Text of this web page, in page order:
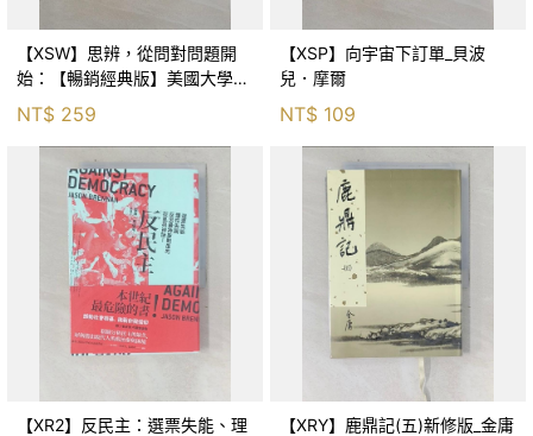
【XSW】思辨，從問對問題開
始：【暢銷經典版】美國大學邏
輯思考聖經_尼爾．布朗, 史都
華．基里, 羅耀宗, 蔡宏明, 黃賓
NT$ 259
【XSP】向宇宙下訂單_貝波
兒．摩爾
NT$ 109
【XR2】反民主：選票失能、理
【XRY】鹿鼎記(五)新修版_金庸